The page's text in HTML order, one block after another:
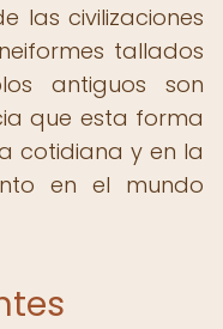
las civilizaciones
tallados
antiguos son
que esta forma
cotidiana y en la
en el mundo